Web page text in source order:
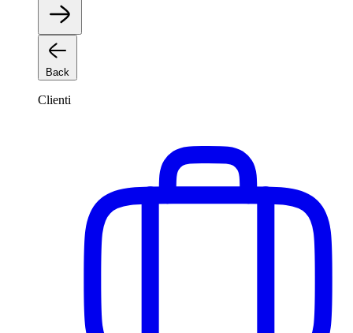
Back
Clienti